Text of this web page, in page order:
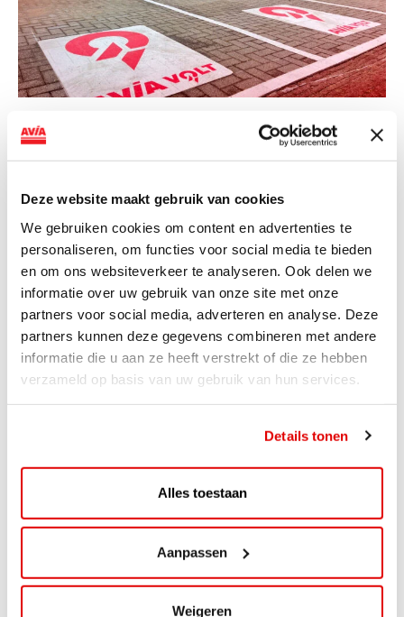
Deze website maakt gebruik van cookies
We gebruiken cookies om content en advertenties te
personaliseren, om functies voor social media te bieden
en om ons websiteverkeer te analyseren. Ook delen we
informatie over uw gebruik van onze site met onze
partners voor social media, adverteren en analyse. Deze
partners kunnen deze gegevens combineren met andere
informatie die u aan ze heeft verstrekt of die ze hebben
verzameld op basis van uw gebruik van hun services.
Details tonen
Alles toestaan
Aanpassen
Weigeren
NIEUWS
AVIA VOLT en Fletcher Hotels starten
snellaadinfrastructuur
AVIA VOLT en Fletcher Hotels starten landelijke uitrol
van DC-snellaadinfrastructuur AVIA VOLT en...
Lees verder
ACTIE